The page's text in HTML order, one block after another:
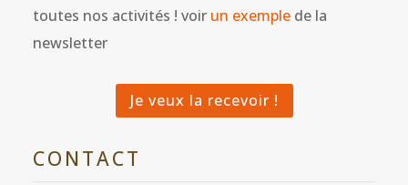
toutes nos activités ! voir un exemplede la
newsletter
Je veux la recevoir !
CONTACT